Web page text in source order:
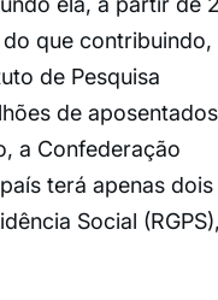
que contribuindo,
de Pesquisa
de
a Confederação
terá apenas dois
Social